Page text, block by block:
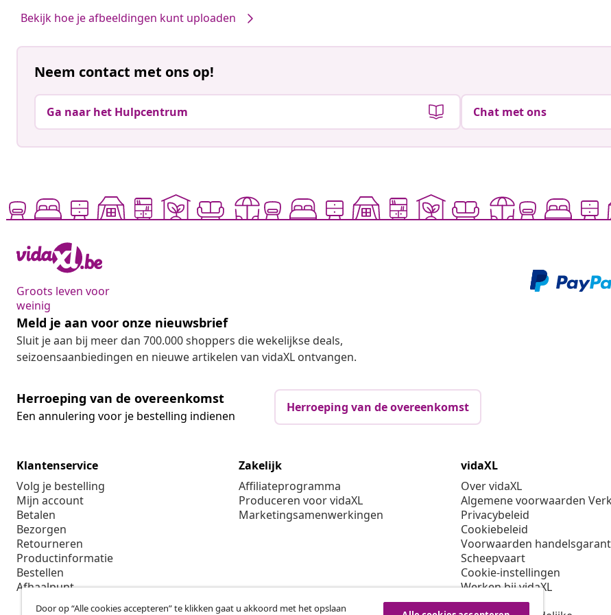
Bekijk hoe je afbeeldingen kunt uploaden
Neem contact met ons op!
Ga naar het Hulpcentrum Chat met ons
Groots leven voor
weinig
Meld je aan voor onze nieuwsbrief
Sluit je aan bij meer dan 700.000 shoppers die wekelijkse deals,
seizoensaanbiedingen en nieuwe artikelen van vidaXL ontvangen.
Herroeping van de overeenkomst
Een annulering voor je bestelling indienen
Herroeping van de overeenkomst
Klantenservice
Volg je bestelling
Mijn account
Betalen
Bezorgen
Retourneren
Productinformatie
Bestellen
Afhaalpunt
Zakelijk
Affiliateprogramma
Produceren voor vidaXL
Marketingsamenwerkingen
vidaXL
Over vidaXL
Algemene voorwaarden
Privacybeleid
Cookiebeleid
Voorwaarden
Scheepvaart
Cookie-instellingen
Werken bij vidaXL
Veiligheid
Door op “Alle cookies accepteren” te klikken gaat u akkoord met het opslaan